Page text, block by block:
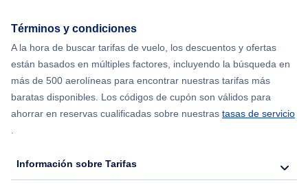
Términos y condiciones
A la hora de buscar tarifas de vuelo, los descuentos y ofertas
están basados en múltiples factores, incluyendo la búsqueda en
más de 500 aerolíneas para encontrar nuestras tarifas más
baratas disponibles. Los códigos de cupón son válidos para
ahorrar en reservas cualificadas sobre nuestras tasas de servicio
.
Información sobre Tarifas